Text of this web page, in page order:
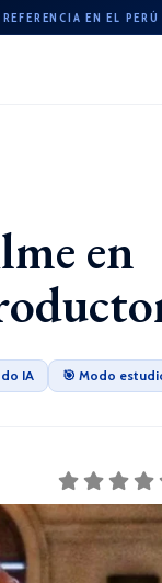
EN EL PERÚ
en
IA 🎯 Modo